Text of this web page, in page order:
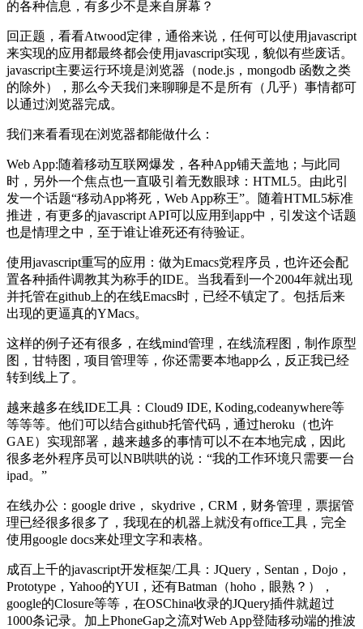
的各种信息，有多少不是来自屏幕？
回正题，看看Atwood定律，通俗来说，任何可以使用javascript
来实现的应用都最终都会使用javascript实现，貌似有些废话。
javascript主要运行环境是浏览器（node.js，mongodb 函数之类
的除外），那么今天我们来聊聊是不是所有（几乎）事情都可
以通过浏览器完成。
我们来看看现在浏览器都能做什么：
Web App:随着移动互联网爆发，各种App铺天盖地；与此同
时，另外一个焦点也一直吸引着无数眼球：HTML5。由此引
发一个话题“移动App将死，Web App称王”。随着HTML5标准
推进，有更多的javascript API可以应用到app中，引发这个话题
也是情理之中，至于谁让谁死还有待验证。
使用javascript重写的应用：做为Emacs党程序员，也许还会配
置各种插件调教其为称手的IDE。当我看到一个2004年就出现
并托管在github上的在线Emacs时，已经不镇定了。包括后来
出现的更逼真的YMacs。
这样的例子还有很多，在线mind管理，在线流程图，制作原型
图，甘特图，项目管理等，你还需要本地app么，反正我已经
转到线上了。
越来越多在线IDE工具：Cloud9 IDE, Koding,codeanywhere等
等等等。他们可以结合github托管代码，通过heroku（也许
GAE）实现部署，越来越多的事情可以不在本地完成，因此
很多老外程序员可以NB哄哄的说：“我的工作环境只需要一台
ipad。”
在线办公：google drive， skydrive，CRM，财务管理，票据管
理已经很多很多了，我现在的机器上就没有office工具，完全
使用google docs来处理文字和表格。
成百上千的javascript开发框架/工具：JQuery，Sentan，Dojo，
Prototype，Yahoo的YUI，还有Batman（hoho，眼熟？），
google的Closure等等，在OSChina收录的JQuery插件就超过
1000条记录。加上PhoneGap之流对Web App登陆移动端的推波